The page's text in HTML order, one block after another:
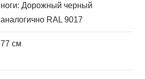
ноги: Дорожный черный
аналогично RAL 9017
77 см